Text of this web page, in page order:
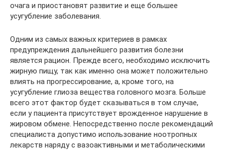
очага и приостановят развитие и еще большее
усугубление заболевания.
Одним из самых важных критериев в рамках
предупреждения дальнейшего развития болезни
является рацион. Прежде всего, необходимо исключить
жирную пищу, так как именно она может положительно
влиять на прогрессирование, а, кроме того, на
усугубление глиоза вещества головного мозга. Больше
всего этот фактор будет сказываться в том случае,
если у пациента присутствует врожденное нарушение в
жировом обмене. Непосредственно после рекомендаций
специалиста допустимо использование ноотропных
лекарств наряду с вазоактивными и метаболическими